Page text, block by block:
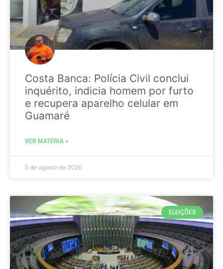
Costa Banca: Polícia Civil conclui
inquérito, indicia homem por furto
e recupera aparelho celular em
Guamaré
VER MATÉRIA »
5 de agosto de 2026
ELEIÇÕES